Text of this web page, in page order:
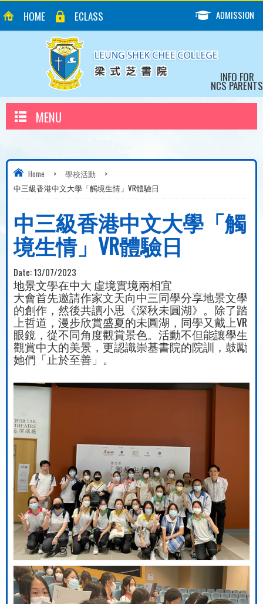
HOME ECLASS ADMISSION
INFO FOR
NCS PARENTS
MENU
Home > 學校活動
>
中三級香港中文大學「觸境生情」VR體驗日
中三級香港中文大學「觸
境生情」VR體驗日
Date:13/07/2023
地景文學在中大 虛境實境兩相宜
大會首先邀請作家文天向中三同學分享地景文學
的創作，然後共讀小思《深秋未圓湖》。除了踏
上哲道，漫步欣賞盛夏的未圓湖，同學又戴上VR
眼鏡，從不同角度觀賞景色。活動不但能讓學生
觀賞中大的美景，更認識崇基書院的院訓，鼓勵
她們「止於至善」。